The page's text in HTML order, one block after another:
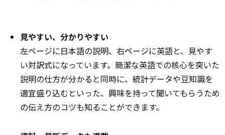
見やすい、分かりやすい
左ページに日本語の説明、右ページに英語と、見やす
い対訳式になっています。簡潔な英語での核心を突いた
説明の仕方が分かると同時に、統計データや豆知識を
適宜盛り込むといった、興味を持って聞いてもらうため
の伝え方のコツも知ることができます。